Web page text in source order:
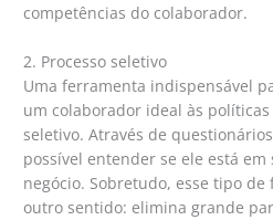
competências do colaborador.
2. Processo seletivo
Uma ferramenta indispensável
um colaborador ideal às
seletivo. Através de
possível entender se ele está em
negócio. Sobretudo, esse tipo
outro sentido: elimina grande